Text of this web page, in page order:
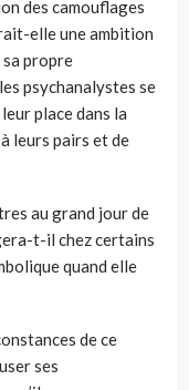
des camouflages
elle une ambition
sa propre
psychanalystes se
place dans la
leurs pairs et de
au grand jour de
t-il chez certains
quand elle
de ce
ses